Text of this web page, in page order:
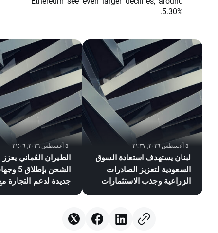
5.30%.
٥ أغسطس ٢٠٢٦, ٢١:٣٧
لبنان يستهدف استعادة السوق
السعودية لتعزيز الصادرات
الزراعية وجذب الاستثمارات
٥ أغسطس ٢٠٢٦, ٢١:٠٦
الطيران العُماني
الشحن بإطلاق
جديدة لدعم التجارة